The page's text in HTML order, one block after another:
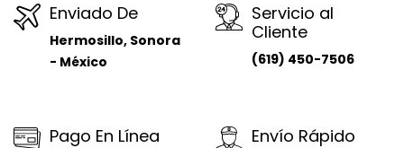
Enviado De
Hermosillo, Sonora
- México
Servicio al
Cliente
(619) 450-7506
Pago En Línea Envío Rápido